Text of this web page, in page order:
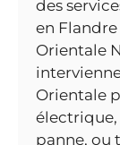
des
en
Orientale
Orientale
panne, ou